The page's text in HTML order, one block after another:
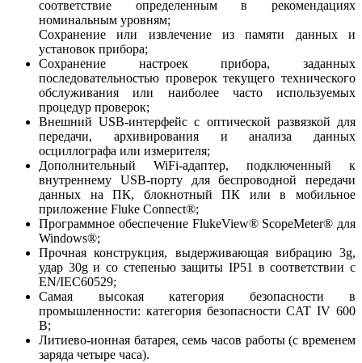
соответствие определенным в рекомендациях
номинальным уровням;
Сохранение или извлечение из памяти данных и
установок прибора;
Сохранение настроек прибора, заданных
последовательностью проверок текущего технического
обслуживания или наиболее часто используемых
процедур проверок;
Внешний USB-интерфейс с оптической развязкой для
передачи, архивирования и анализа данных
осциллографа или измерителя;
Дополнительный WiFi-адаптер, подключенный к
внутреннему USB-порту для беспроводной передачи
данных на ПК, блокнотный ПК или в мобильное
приложение Fluke Connect®;
Программное обеспечение FlukeView® ScopeMeter® для
Windows®;
Прочная конструкция, выдерживающая вибрацию 3g,
удар 30g и со степенью защиты IP51 в соответствии с
EN/IEC60529;
Самая высокая категория безопасности в
промышленности: категория безопасности CAT IV 600
В;
Литиево-ионная батарея, семь часов работы (с временем
заряда четыре часа).